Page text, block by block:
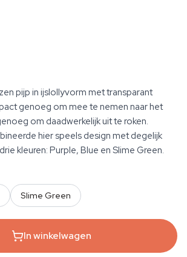
pijp in ijslollyvorm met transparant
genoeg om mee te nemen naar het
om daadwerkelijk uit te roken.
hier speels design met degelijk
kleuren: Purple, Blue en Slime Green.
Slime Green
In winkelwagen